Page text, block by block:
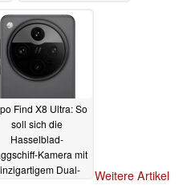
Find X8 Ultra: So
soll sich die
Hasselblad-
Kamera mit
Dual-
Weitere Artikel